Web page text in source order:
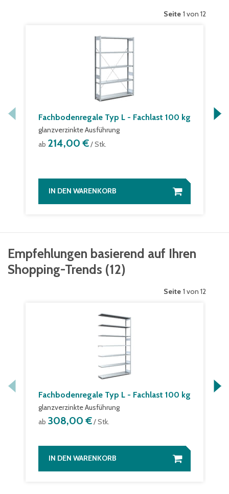
Seite 1 von 12
Fachbodenregale Typ L - Fachlast 100 kg
glanzverzinkte Ausführung
ab 214,00 €/ Stk.
IN DEN WARENKORB
Empfehlungen basierend auf Ihren
Shopping-Trends (12)
Seite 1 von 12
Fachbodenregale Typ L - Fachlast 100 kg
glanzverzinkte Ausführung
ab 308,00 €/ Stk.
IN DEN WARENKORB